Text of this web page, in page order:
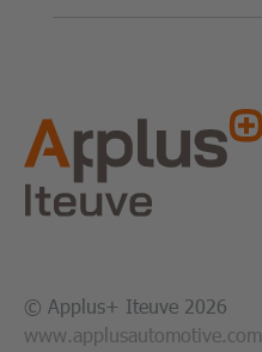
© Applus+ Iteuve 2026
www.applusautomotive.com